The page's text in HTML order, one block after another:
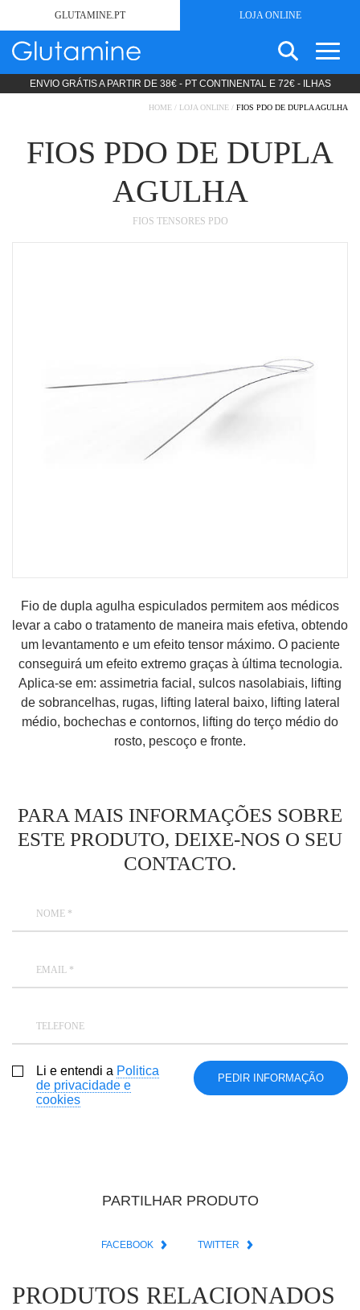
GLUTAMINE.PT LOJA ONLINE
SEM GLÚTEN
PRODUTOS LIPODIETA
COSMÉTICA
SEARCH
ENVIO GRÁTIS A PARTIR DE 38€ - PT CONTINENTAL E 72€ - ILHAS
HOME / LOJA ONLINE / FIOS PDO DE DUPLA AGULHA
FIOS PDO DE DUPLA
AGULHA
FIOS TENSORES PDO
Fio de dupla agulha espiculados permitem aos médicos
levar a cabo o tratamento de maneira mais efetiva, obtendo
um levantamento e um efeito tensor máximo. O paciente
conseguirá um efeito extremo graças à última tecnologia.
Aplica-se em: assimetria facial, sulcos nasolabiais, lifting
de sobrancelhas, rugas, lifting lateral baixo, lifting lateral
médio, bochechas e contornos, lifting do terço médio do
rosto, pescoço e fronte.
PARA MAIS INFORMAÇÕES SOBRE
ESTE PRODUTO, DEIXE-NOS O SEU
CONTACTO.
NOME *
EMAIL *
TELEFONE
Li e entendi a Politica
de privacidade e
cookies
PARTILHAR PRODUTO
FACEBOOK TWITTER
PRODUTOS RELACIONADOS